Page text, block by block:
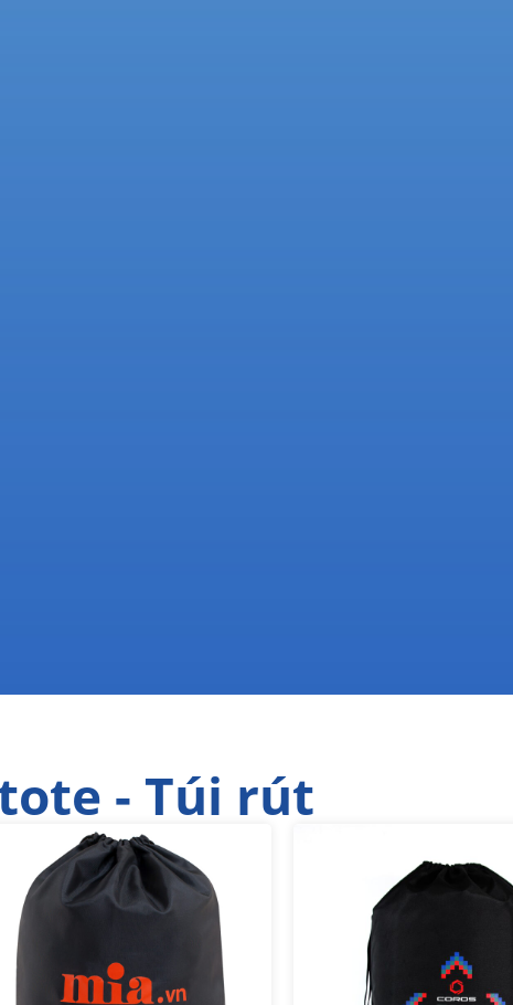
- Túi rút